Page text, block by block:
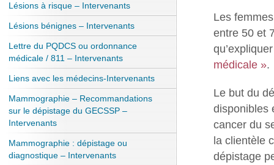
Les
entre 50 et
médicale ».
Le but du
disponibles
cancer du
la clientèle
dépistage
Lésions à risque – Intervenants
Lésions bénignes – Intervenants
Lettre du PQDCS ou ordonnance
médicale / 811 – Intervenants
Liens avec les médecins-Intervenants
Mammographie – Recommandations
sur le dépistage du GECSSP –
Intervenants
Mammographie : dépistage ou
diagnostique – Intervenants